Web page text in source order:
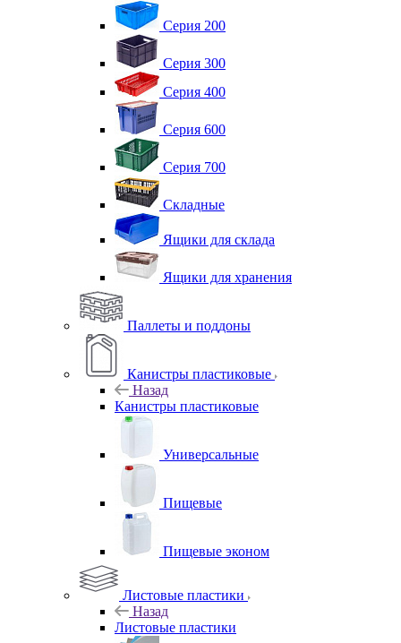
Серия 200
Серия 300
Серия 400
Серия 600
Серия 700
Складные
Ящики для склада
Ящики для хранения
Паллеты и поддоны
Канистры пластиковые
Назад
Канистры пластиковые
Универсальные
Пищевые
Пищевые эконом
Листовые пластики
Назад
Листовые пластики